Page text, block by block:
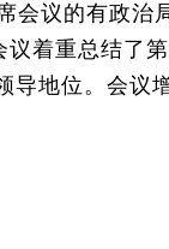
议的有政治
着重总结
地位。会